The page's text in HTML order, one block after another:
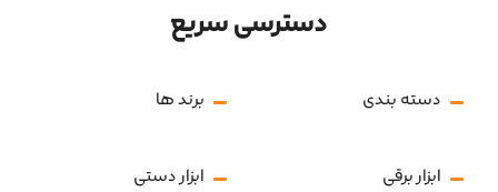
دسترسی سریع
دسته بندی برند ها
ابزار برقی ابزار دستی